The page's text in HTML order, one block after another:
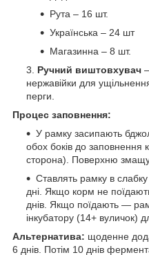
Рута – 16 шт.
Українська – 24 шт
Магазинна – 8 шт.
Ручний виштовхувач
нержавійки для
перги.
Процес заповнення:
У рамку засипають
обох боків до заповнення
сторона). Поверхню
Ставлять рамку в
дні. Якщо корм не
днів. Якщо поїдають —
інкубатору (14+ вуличок)
Альтернатива: щоденне
6 днів. Потім 10 днів